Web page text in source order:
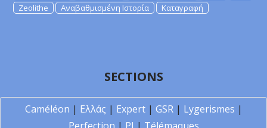
Zeolithe
Αναβαθμισμένη Ιστορία Καταγραφή
SECTIONS
Caméléon | Ελλάς | Expert| GSR| Lygerismes |
Perfection | PI | Télémaques